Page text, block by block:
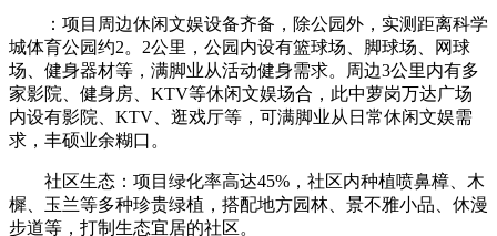
：项目周边休闲文娱设备齐备，除公园外，实测距离科学
城体育公园约2。2公里，公园内设有篮球场、脚球场、网球
场、健身器材等，满脚业从活动健身需求。周边3公里内有多
家影院、健身房、KTV等休闲文娱场合，此中萝岗万达广场
内设有影院、KTV、逛戏厅等，可满脚业从日常休闲文娱需
求，丰硕业余糊口。
社区生态：项目绿化率高达45%，社区内种植喷鼻樟、木
樨、玉兰等多种珍贵绿植，搭配地方园林、景不雅小品、休漫
步道等，打制生态宜居的社区。